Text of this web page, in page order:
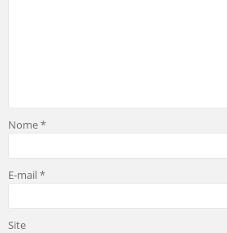
Nome*
E-mail*
Site